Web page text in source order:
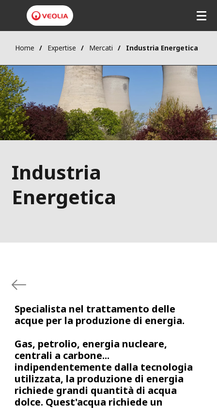
Home Expertise Mercati Industria Energetica
Industria
Energetica
Specialista nel trattamento delle
acque per la produzione di energia.
Gas, petrolio, energia nucleare,
centrali a carbone...
indipendentemente dalla tecnologia
utilizzata, la produzione di energia
richiede grandi quantità di acqua
dolce. Quest'acqua richiede un